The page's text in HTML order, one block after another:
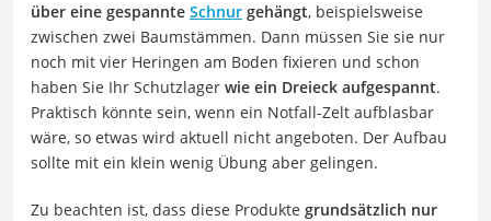
über eine gespannte Schnur gehängt, beispielsweise
zwischen zwei Baumstämmen. Dann müssen Sie sie nur
noch mit vier Heringen am Boden fixieren und schon
haben Sie Ihr Schutzlager wie ein Dreieck aufgespannt.
Praktisch könnte sein, wenn ein Notfall-Zelt aufblasbar
wäre, so etwas wird aktuell nicht angeboten. Der Aufbau
sollte mit ein klein wenig Übung aber gelingen.
Zu beachten ist, dass diese Produkte grundsätzlich nur